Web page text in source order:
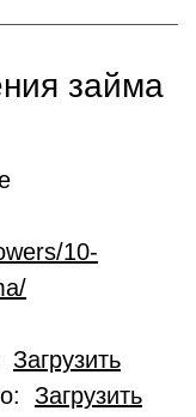
займа
10-
Загрузить
Загрузить